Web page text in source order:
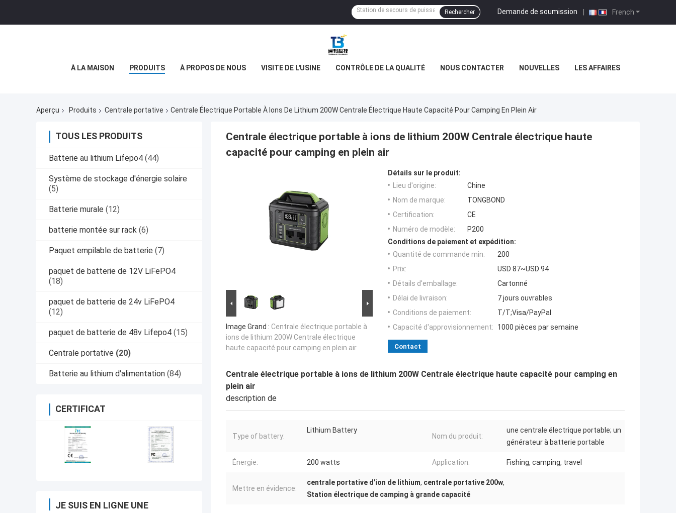
French
Demande de soumission |
Rechercher
À LA MAISON PRODUITS À PROPOS DE NOUS VISITE DE L'USINE CONTRÔLE DE LA QUALITÉ NOUS CONTACTER NOUVELLES LES AFFAIRES
Aperçu Produits Centrale portative Centrale Électrique Portable À Ions De Lithium 200W Centrale Électrique Haute Capacité Pour Camping En Plein Air
TOUS LES PRODUITS
Batterie au lithium Lifepo4 (44)
Système de stockage d'énergie solaire
(5)
Batterie murale (12)
batterie montée sur rack (6)
Paquet empilable de batterie (7)
paquet de batterie de 12V LiFePO4
(18)
paquet de batterie de 24v LiFePO4
(12)
paquet de batterie de 48v Lifepo4 (15)
Centrale portative (20)
Batterie au lithium d'alimentation (84)
CERTIFICAT
JE SUIS EN LIGNE UNE
Centrale électrique portable à ions de lithium 200W Centrale électrique haute
capacité pour camping en plein air
Image Grand : Centrale électrique portable à
ions de lithium 200W Centrale électrique
haute capacité pour camping en plein air
Détails sur le produit:
Lieu d'origine:
Chine
Nom de marque:
TONGBOND
Certification:
CE
Numéro de modèle:
P200
Conditions de paiement et expédition:
Quantité de commande min:
200
Prix:
USD 87~USD 94
Détails d'emballage:
Cartonné
Délai de livraison:
7 jours ouvrables
Conditions de paiement:
T/T;Visa/PayPal
Capacité d'approvisionnement:
1000 pièces par semaine
Contact
Centrale électrique portable à ions de lithium 200W Centrale électrique haute capacité pour camping en
plein air
description de
Type of battery:
Lithium Battery
Nom du produit:
une centrale électrique portable; un
générateur à batterie portable
Énergie: 200 watts Application: Fishing, camping, travel
Mettre en évidence:
centrale portative d'ion de lithium, centrale portative 200w,
Station électrique de camping à grande capacité